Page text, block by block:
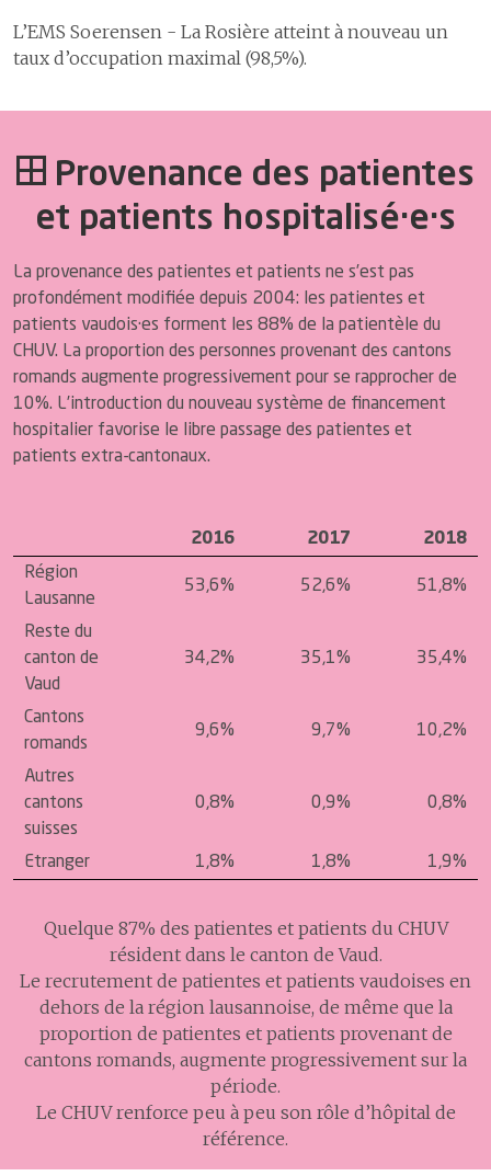
L’EMS Soerensen - La Rosière atteint à nouveau un
taux d’occupation maximal (98,5%).
Provenance des patientes
et patients hospitalisé·e·s
La provenance des patientes et patients ne s’est pas
profondément modifiée depuis 2004: les patientes et
patients vaudois·es forment les 88% de la patientèle du
CHUV. La proportion des personnes provenant des cantons
romands augmente progressivement pour se rapprocher de
10%. L’introduction du nouveau système de financement
hospitalier favorise le libre passage des patientes et
patients extra-cantonaux.
2016 2017
2018
Région
Lausanne
53,6% 52,6% 51,8%
Reste du
canton de
Vaud
34,2% 35,1% 35,4%
Cantons
romands
9,6% 9,7% 10,2%
Autres
cantons
suisses
0,8% 0,9% 0,8%
Etranger 1,8% 1,8% 1,9%
Quelque 87% des patientes et patients du CHUV
résident dans le canton de Vaud.
Le recrutement de patientes et patients vaudois·es en
dehors de la région lausannoise, de même que la
proportion de patientes et patients provenant de
cantons romands, augmente progressivement sur la
période.
Le CHUV renforce peu à peu son rôle d’hôpital de
référence.